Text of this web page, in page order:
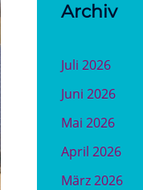
Archiv
Juli 2026
Juni 2026
Mai 2026
April 2026
März 2026